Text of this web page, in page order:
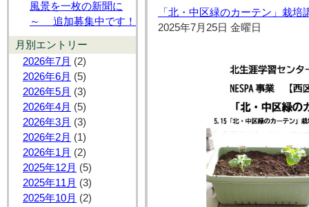
風景を一枚の新聞に
～ 追加募集中です！
月別エントリー
2026年7月 (2)
2026年6月 (5)
2026年5月 (3)
2026年4月 (5)
2026年3月 (3)
2026年2月 (1)
2026年1月 (2)
2025年12月 (5)
2025年11月 (3)
2025年10月 (2)
「北・中区緑のカーテン」栽
2025年7月25日 金曜日